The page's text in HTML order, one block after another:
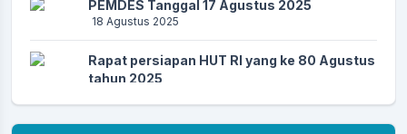
PEMDES Tanggal 17 Agustus 2025
18 Agustus 2025
Rapat persiapan HUT RI yang ke 80 Agustus
tahun 2025